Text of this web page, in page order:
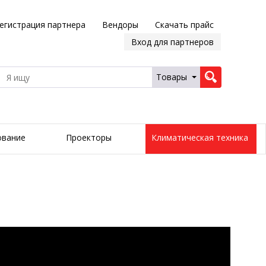
партнера Вендоры
Скачать прайс
Вход для партнеров
Товары
Проекторы Климатическая техника